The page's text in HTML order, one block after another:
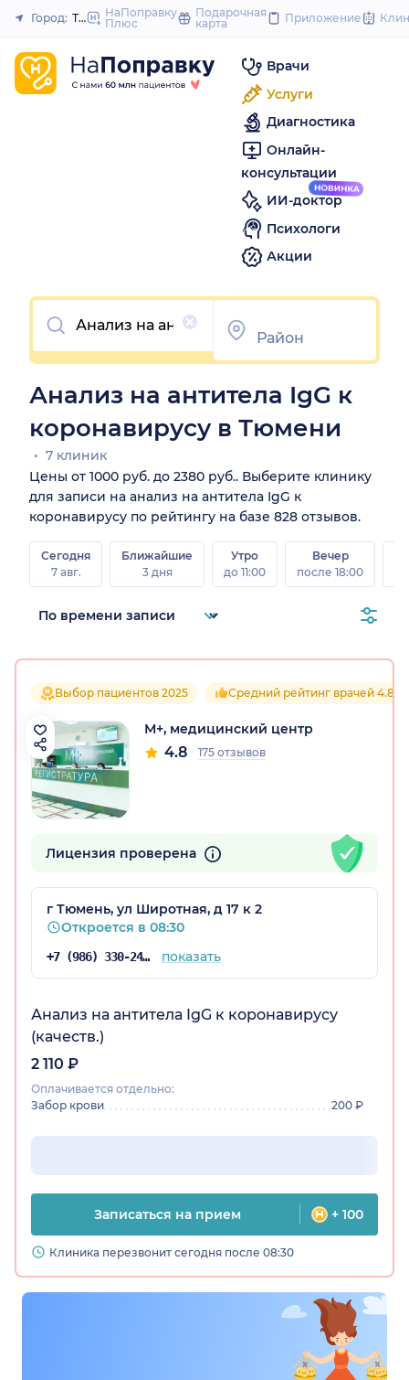
to
Закрыть
Город: ТюменьНаПоправку
Плюс
Подарочная
карта
Приложение
Врачи
Услуги
Диагностика
Онлайн-
консультации
ИИ-доктор
Психологи
Акции
Очистить
Анализ на антитела IgG к
коронавирусу в Тюмени
7 клиник
Цены от 1000 руб. до 2380 руб.. Выберите клинику
для записи на анализ на антитела IgG к
коронавирусу по рейтингу на базе 828 отзывов.
Сегодня
7 авг.
Ближайшие
3 дня
Утро
до 11:00
Вечер
после 18:00
Выбор пациентов 2025 Средний рейтинг врачей 4.8
М+, медицинский центр
4.8 175 отзывов
Лицензия проверена
г Тюмень, ул Широтная, д 17 к 2
Откроется в 08:30
+7 (986) 330-24-65 показать
Анализ на антитела IgG к коронавирусу
(качеств.)
2 110 ₽
Оплачивается отдельно:
Забор крови
200 ₽
Записаться на прием + 100
Клиника перезвонит сегодня после 08:30